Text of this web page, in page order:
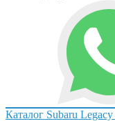
Каталог Subaru Legacy